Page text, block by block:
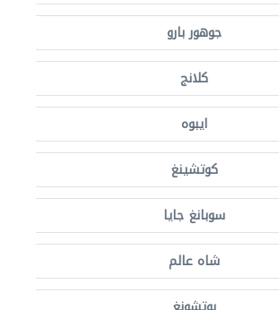
جوهور بارو
كلانج
ايبوه
كوتشينغ
سوبانغ جايا
شاه عالم